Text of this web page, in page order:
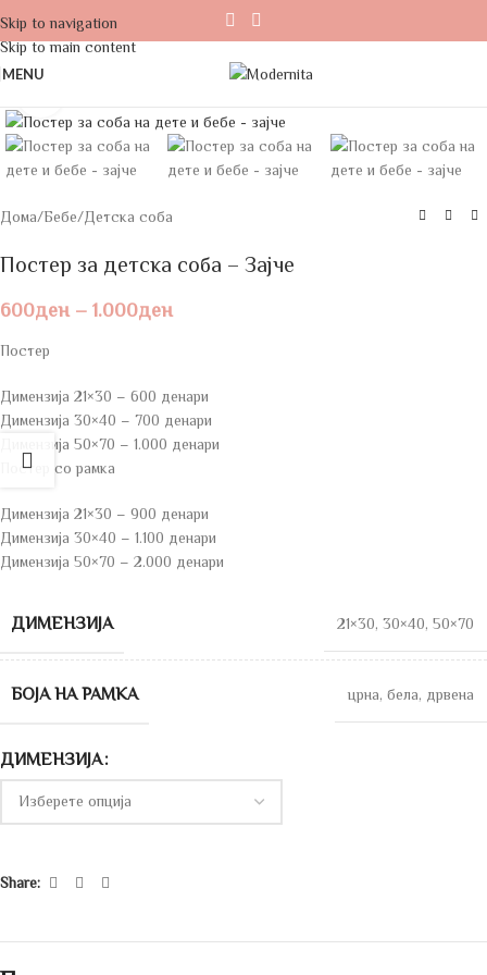
Skip to navigation
Skip to main content
MENU
Дома/Бебе/Детска соба
Постер за детска соба – Зајче
600ден – 1.000ден
Постер
Димензија 21×30 – 600 денари
Димензија 30×40 – 700 денари
Димензија 50×70 – 1.000 денари
Постер со рамка
Димензија 21×30 – 900 денари
Димензија 30×40 – 1.100 денари
Димензија 50×70 – 2.000 денари
ДИМЕНЗИЈА 21×30, 30×40, 50×70
БОЈА НА РАМКА црна, бела, дрвена
ДИМЕНЗИЈА
Share: